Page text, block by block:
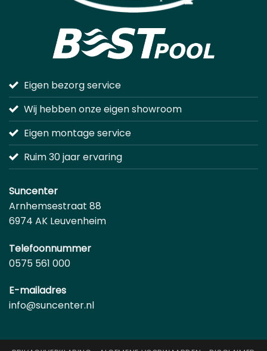
Eigen bezorg service
Wij hebben onze eigen showroom
Eigen montage service
Ruim 30 jaar ervaring
Suncenter
Arnhemsestraat 88
6974 AK Leuvenheim
Telefoonnummer
0575 561 000
E-mailadres
info@suncenter.nl